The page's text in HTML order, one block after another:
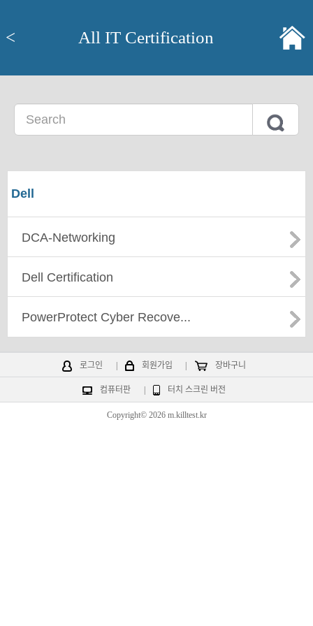
< All IT Certification
Dell
DCA-Networking
Dell Certification
PowerProtect Cyber Recove...
로그인 회원가입 장바구니
컴퓨터판 터치 스크린 버전
Copyright© 2026 m.killtest.kr